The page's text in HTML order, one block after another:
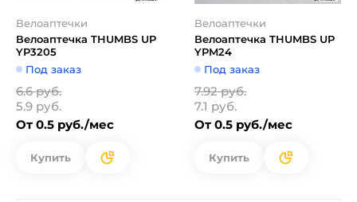
Велоаптечки
Велоаптечка THUMBS UP
YP3205
Под заказ
6.6 руб.
5.9 руб.
От 0.5 руб./мес
Купить
Велоаптечки
Велоаптечка THUMBS UP
YPM24
Под заказ
7.92 руб.
7.1 руб.
От 0.5 руб./мес
Купить